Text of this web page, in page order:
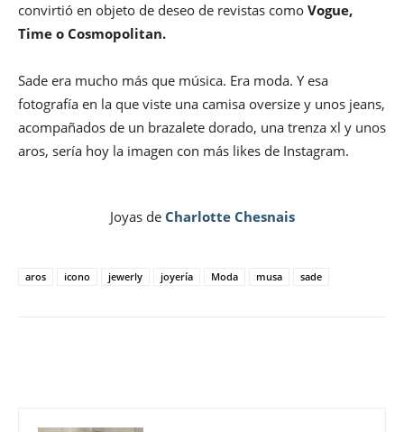
convirtió en objeto de deseo de revistas como Vogue,
Time o Cosmopolitan.
Sade era mucho más que música. Era moda. Y esa
fotografía en la que viste una camisa oversize y unos jeans,
acompañados de un brazalete dorado, una trenza xl y unos
aros, sería hoy la imagen con más likes de Instagram.
Joyas de Charlotte Chesnais
aros icono jewerly joyería Moda musa sade